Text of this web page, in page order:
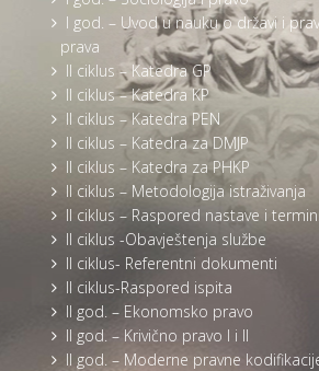
I god. – Uvod u nauku o državi i
prava
II ciklus – Katedra GP
II ciklus – Katedra KP
II ciklus – Katedra PEN
II ciklus – Katedra za DMJP
II ciklus – Katedra za PHKP
II ciklus – Metodologija istraživanja
II ciklus – Raspored nastave i
II ciklus -Obavještenja službe
II ciklus- Referentni dokumenti
II ciklus-Raspored ispita
II god. – Ekonomsko pravo
II god. – Krivično pravo I i II
II god. – Moderne pravne